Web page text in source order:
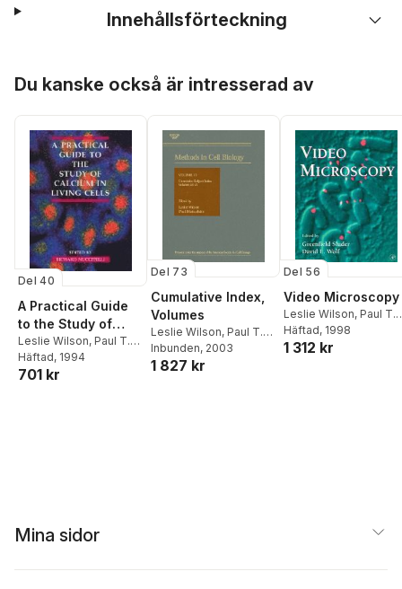
Innehållsförteckning
Du kanske också är intresserad av
Del 40
A Practical Guide
to the Study of
Calcium in Living
Cells
Leslie Wilson, Paul T.
Matsudaira
Häftad, 1994
701 kr
Del 73
Cumulative Index,
Volumes
Leslie Wilson, Paul T.
Matsudaira
Inbunden, 2003
1 827 kr
Del 56
Video Microscopy
Leslie Wilson, Paul T.
Matsudaira
Häftad, 1998
1 312 kr
Mina sidor